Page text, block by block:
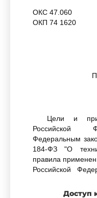
ОКС 47.060
ОКП 74 1620
Цели и
Российской
Федеральным
184-ФЗ "О
правила
Российской
ОсновныеДоступ